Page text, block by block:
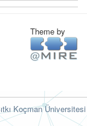
Theme by
Koçman Üniversitesi